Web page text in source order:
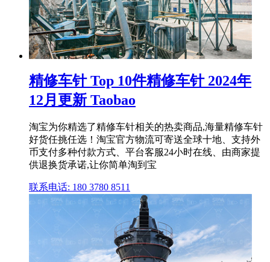
精修车针 Top 10件精修车针 2024年
12月更新 Taobao
淘宝为你精选了精修车针相关的热卖商品,海量精修车针
好货任挑任选！淘宝官方物流可寄送全球十地、支持外
币支付多种付款方式、平台客服24小时在线、由商家提
供退换货承诺,让你简单淘到宝
联系电话: 180 3780 8511